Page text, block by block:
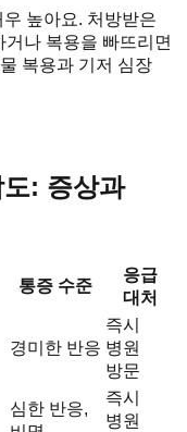
높아요. 처방받은
나 복용을 빠뜨리면
복용과 기저 심장
: 증상과
통증 수준
응급
대처
경미한 반응
즉시
병원
방문
심한 반응,
즉시
병원